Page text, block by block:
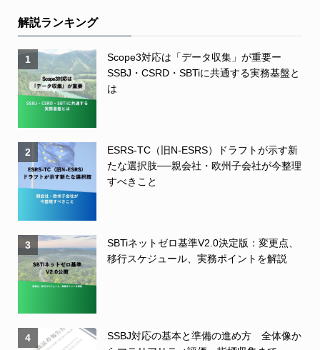
解説ランキング
1
Scope3対応は「データ収集」が重要ー
SSBJ・CSRD・SBTiに共通する実務基盤と
は
2
ESRS-TC（旧N-ESRS）ドラフトが示す新
たな選択肢──親会社・欧州子会社が今整理
すべきこと
3
SBTiネットゼロ基準V2.0決定版：変更点、
移行スケジュール、実務ポイントを解説
4
SSBJ対応の基本と準備の進め方 全体像か